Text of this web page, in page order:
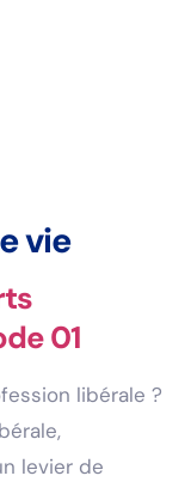
vie
01
libérale ?
levier de